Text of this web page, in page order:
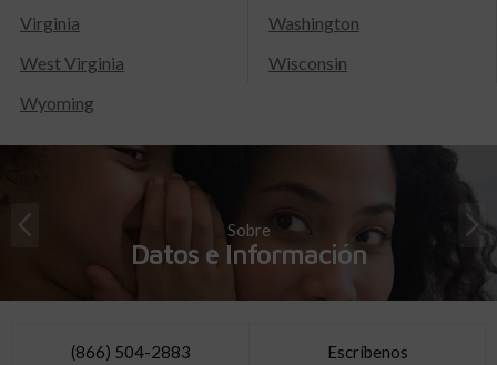
Virginia
Washington
West Virginia
Wisconsin
Wyoming
Sobre
Datos e Información
(866) 504-2883 Escríbenos